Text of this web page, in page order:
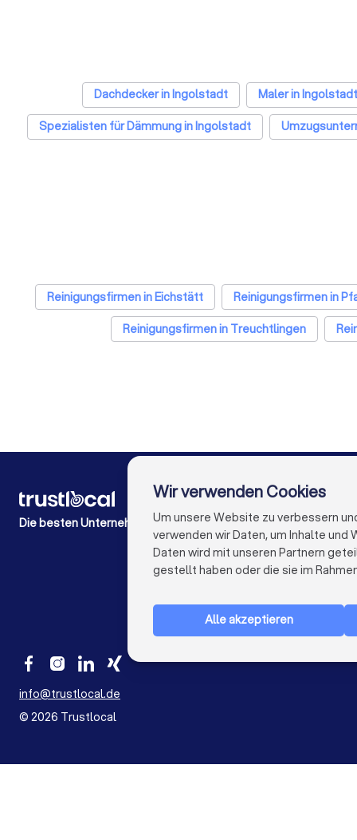
Dachdecker in Ingolstadt Maler in Ingolstadt
Spezialisten für Dämmung in Ingolstadt
Reinigungsfirmen in Eichstätt Reinigungsfirmen in
Reinigungsfirmen in Treuchtlingen
Reinigungsfirmen in Duisburg
Die besten Unternehmen für Sie
info@trustlocal.de
FÜR PRIVATPERSONEN
Wie es funktioniert
Experten-Blogs
Kostenaufstellungen
Beschwerde über Firma
Studien & Einblicke
© 2026 Trustlocal
Wir verwenden Cookies
Um unsere Website zu verbessern
verwenden wir Daten, um Inhalte
Daten wird mit unseren Partnern
gestellt haben oder die sie im
Alle akzeptieren